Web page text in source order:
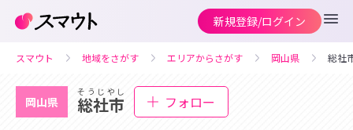
新規登録/ログイン
スマウト 地域をさがす エリアからさがす 岡山県 総社
岡山県
そうじやし
総社市 フォロー